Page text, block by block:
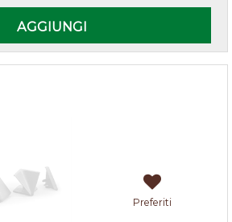
AGGIUNGI
Preferiti